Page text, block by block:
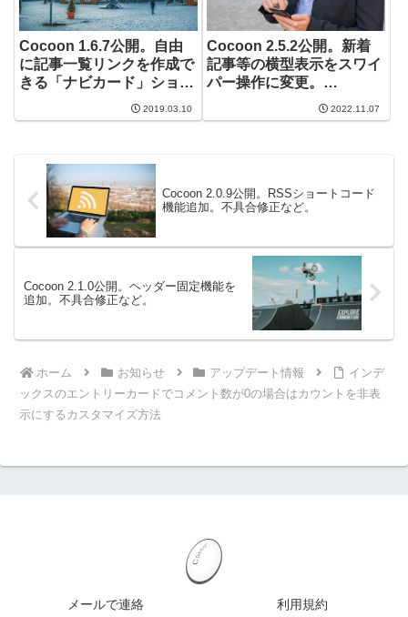
Cocoon 1.6.7公開。自由
に記事一覧リンクを作成で
きる「ナビカード」ショー
トコードを追加。子テーマ
でのマルチ言語対応。
2019.03.10
Cocoon 2.5.2公開。新着
記事等の横型表示をスワイ
パー操作に変更。
WordPress 6.1でプロフィ
ール画像が消える不具合修
2022.11.07
Cocoon 2.0.9公開。RSSショートコード
機能追加。不具合修正など。
Cocoon 2.1.0公開。ヘッダー固定機能を
追加。不具合修正など。
ホーム お知らせ アップデート情報
インデ
ックスのエントリーカードでコメント数が0の場合はカウントを非表
示にするカスタマイズ方法
メールで連絡 利用規約